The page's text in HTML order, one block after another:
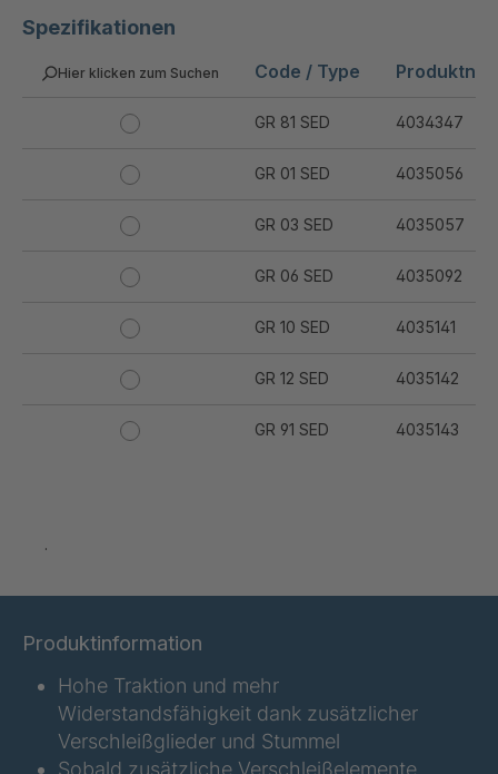
Spezifikationen
Hier klicken zum Suchen Code / Type
GR 81 SED 4034347
GR 01 SED 4035056
GR 03 SED 4035057
GR 06 SED 4035092
GR 10 SED 4035141
GR 12 SED 4035142
GR 91 SED 4035143
04925
GR 79 5 SED
GR 154 7 SED
.
Produktinformation
Hohe Traktion und mehr
Widerstandsfähigkeit dank zusätzlicher
Verschleißglieder und Stummel
Sobald zusätzliche Verschleißelemente